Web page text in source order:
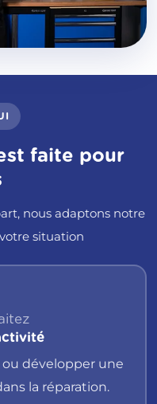
faite pour
nous adaptons notre
situation
développer une
la réparation.